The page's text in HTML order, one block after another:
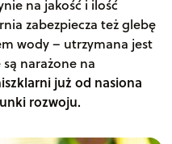
na jakość i ilość
zabezpiecza też glebę
wody – utrzymana jest
narażone na
już od nasiona
rozwoju.